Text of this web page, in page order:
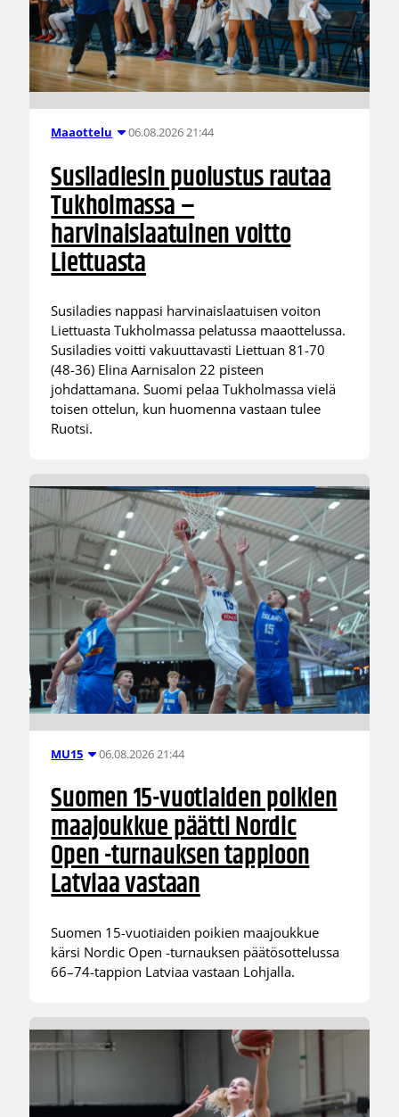
Maaottelu 06.08.2026 21:44
Susiladiesin puolustus rautaa
Tukholmassa –
harvinaislaatuinen voitto
Liettuasta
Susiladies nappasi harvinaislaatuisen voiton
Liettuasta Tukholmassa pelatussa maaottelussa.
Susiladies voitti vakuuttavasti Liettuan 81-70
(48-36) Elina Aarnisalon 22 pisteen
johdattamana. Suomi pelaa Tukholmassa vielä
toisen ottelun, kun huomenna vastaan tulee
Ruotsi.
MU15 06.08.2026 21:44
Suomen 15-vuotiaiden poikien
maajoukkue päätti Nordic
Open -turnauksen tappioon
Latviaa vastaan
Suomen 15-vuotiaiden poikien maajoukkue
kärsi Nordic Open -turnauksen päätösottelussa
66–74-tappion Latviaa vastaan Lohjalla.